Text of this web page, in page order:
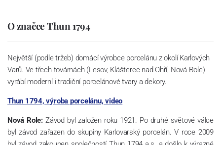
O značce Thun 1794
Největší (podle tržeb) domácí výrobce porcelánu z okolí Karlových
Varů. Ve třech továrnách (Lesov, Klášterec nad Ohří, Nová Role)
vyrábí moderní i tradiční porcelánové tvary a dekory.
Thun 1794, výroba porcelánu, video
Nová Role: Závod byl založen roku 1921. Po druhé světové válce
byl závod zařazen do skupiny Karlovarský porcelán. V roce 2009